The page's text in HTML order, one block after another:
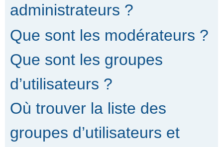
administrateurs ?
Que sont les modérateurs ?
Que sont les groupes
d’utilisateurs ?
Où trouver la liste des
groupes d’utilisateurs et